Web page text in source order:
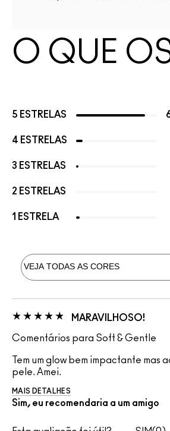
O QUE
5 ESTRELAS
4 ESTRELAS
3 ESTRELAS
2 ESTRELAS
1 ESTRELA
MARAVILHOSO!
Comentários para Soft & Gentle
Tem um glow bem impactante
pele. Amei.
MAIS DETALHES
Sim, eu recomendaria a um amigo